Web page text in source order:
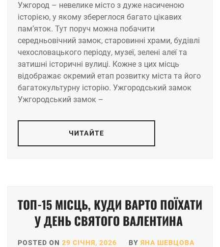
Ужгород – невелике місто з дуже насиченою
історією, у якому збереглося багато цікавих
пам’яток. Тут поруч можна побачити
середньовічний замок, старовинні храми, будівлі
чехословацького періоду, музеї, зелені алеї та
затишні історичні вулиці. Кожне з цих місць
відображає окремий етап розвитку міста та його
багатокультурну історію. Ужгородський замок
Ужгородський замок –
ЧИТАЙТЕ
ТОП-15 МІСЦЬ, КУДИ ВАРТО ПОЇХАТИ
У ДЕНЬ СВЯТОГО ВАЛЕНТИНА
POSTED ON 29 СІЧНЯ, 2026 BY ЯНА ШЕВЦОВА